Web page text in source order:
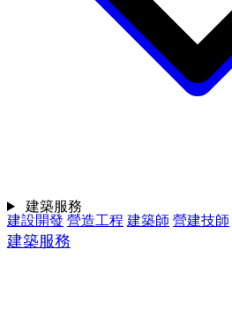
建設開發 營造工程 建築師 營建技師
建築服務
建築服務